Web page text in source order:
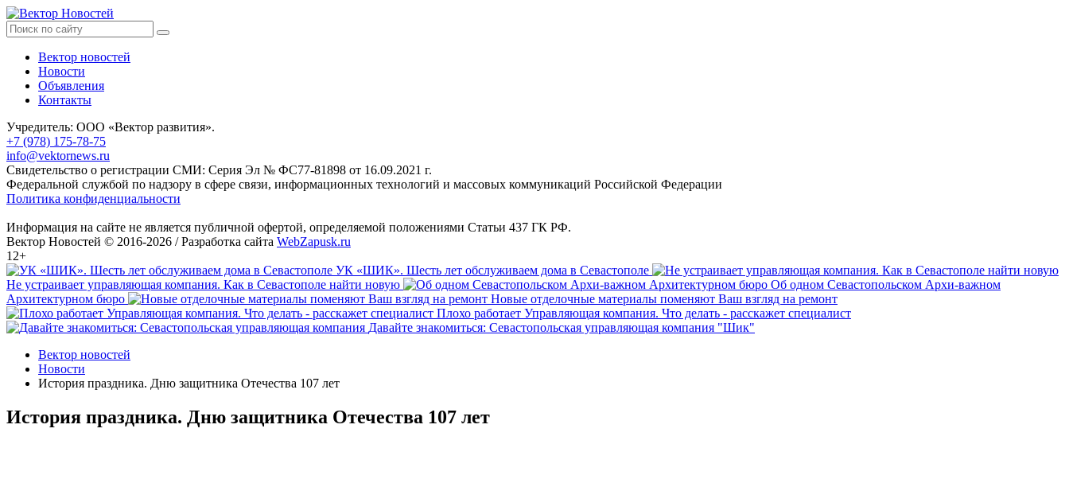
Вектор новостей
Новости
Объявления
Контакты
Учредитель: ООО «Вектор развития».
+7 (978) 175-78-75
info@vektornews.ru
Свидетельство о регистрации СМИ: Серия Эл № ФС77-81898 от 16.09.2021 г.
Федеральной службой по надзору в сфере связи, информационных технологий и массовых коммуникаций Российской Федерации
Политика конфиденциальности
Информация на сайте не является публичной офертой, определяемой положениями Статьи 437 ГК РФ.
Вектор Новостей © 2016-2026 /Разработка сайта WebZapusk.ru
12+
УК «ШИК». Шесть лет обслуживаем дома в Севастополе
Не устраивает управляющая компания. Как в Севастополе найти новую
Об одном Севастопольском Архи-важном
Архитектурном бюро
Новые отделочные материалы поменяют Ваш взгляд на ремонт
Плохо работает Управляющая компания. Что делать - расскажет специалист
Давайте знакомиться: Севастопольская управляющая компания "Шик"
Вектор новостей
Новости
История праздника. Дню защитника Отечества 107 лет
История праздника. Дню защитника Отечества 107 лет